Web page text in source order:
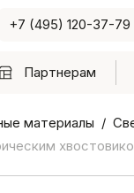
+7 (495) 120-37-79
Партнерам
материалы